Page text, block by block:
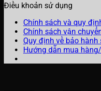
Điều khoản sử dụng
Chính sách và quy
Chính sách vận
Quy định về bảo hành
Hướng dẫn mua